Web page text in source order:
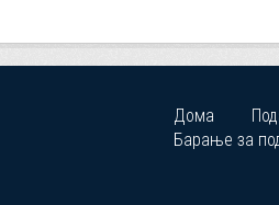
Дома
Барање за